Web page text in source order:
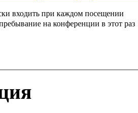
входить при каждом посещении
на конференции в этот раз